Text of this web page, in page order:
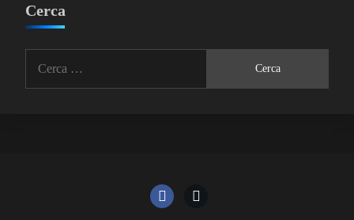
Cerca
per: